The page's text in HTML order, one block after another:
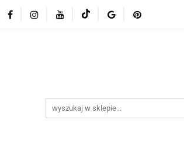
promocje kategorie produktów